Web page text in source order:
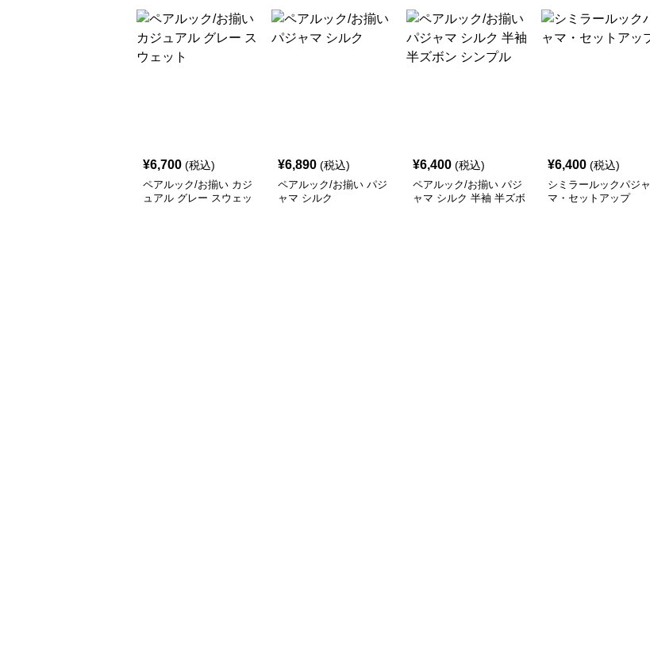
¥6,700 (税込)
ペアルック/お揃い カジ
ュアル グレー スウェッ
¥6,890 (税込)
ペアルック/お揃い パジ
ャマ シルク
¥6,400 (税込)
ペアルック/お揃い パジ
ャマ シルク 半袖 半ズボ
¥6,400 (税込)
シミラールックパジャ
マ・セットアップ